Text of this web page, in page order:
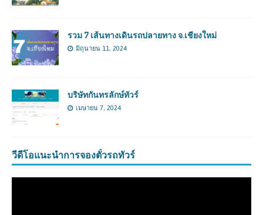
รวม 7 เส้นทางเดินรถปลายทาง จ.เชียงใหม่
มิถุนายน 11, 2024
บริษัทกันทรลักษ์ทัวร์
เมษายน 7, 2024
วีดีโอแนะนำการจองตั๋วรถทัวร์